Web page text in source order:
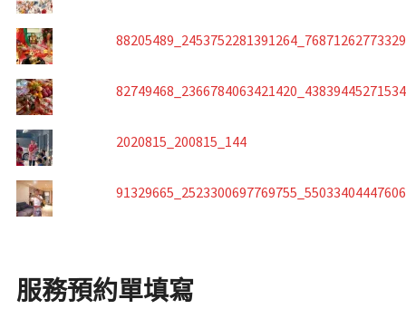
2020815_200815_144
服務預約單填寫